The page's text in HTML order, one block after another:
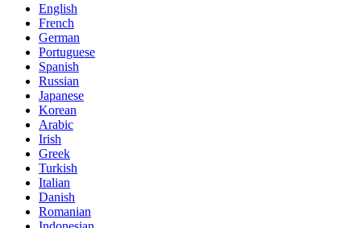
English
French
German
Portuguese
Spanish
Russian
Japanese
Korean
Arabic
Irish
Greek
Turkish
Italian
Danish
Romanian